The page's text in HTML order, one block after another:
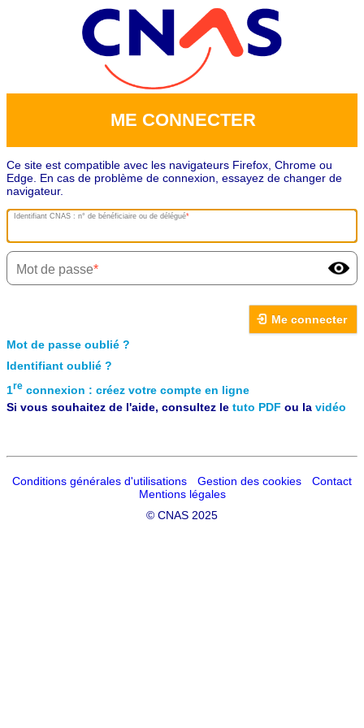
ME CONNECTER
Ce site est compatible avec les navigateurs Firefox, Chrome ou
Edge. En cas de problème de connexion, essayez de changer de
navigateur.
Identifiant CNAS : n° de bénéficiaire ou de délégué
Mot de passe
Me connecter
Mot de passe oublié ?
Identifiant oublié ?
1re connexion : créez votre compte en ligne
Si vous souhaitez de l'aide, consultez le tuto PDF ou la vidéo
Conditions générales d'utilisations Gestion des cookies
Contact
Mentions légales
© CNAS 2025